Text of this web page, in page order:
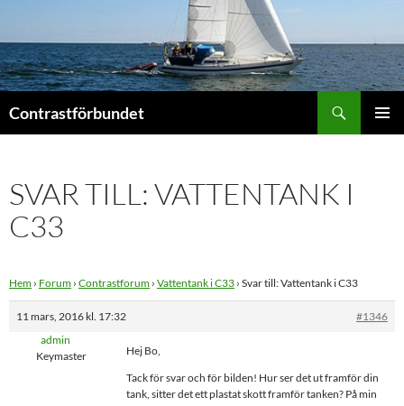
innehåll
Contrastförbundet
SVAR TILL: VATTENTANK I
C33
Hem › Forum › Contrastforum › Vattentank i C33 › Svar till: Vattentank i C33
11 mars, 2016 kl. 17:32
#1346
admin
Keymaster
Hej Bo,
Tack för svar och för bilden! Hur ser det ut framför din
tank, sitter det ett plastat skott framför tanken? På min